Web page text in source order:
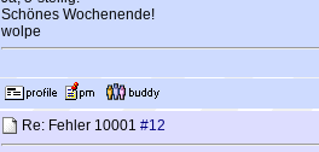
Schönes Wochenende!
wolpe
Re: Fehler 10001 #12